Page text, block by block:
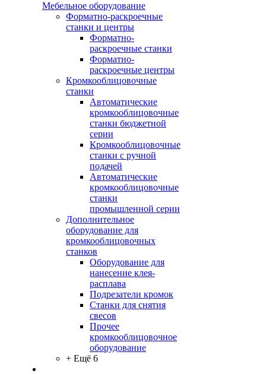
Мебельное оборудование
Форматно-раскроечные
станки и центры
Форматно-
раскроечные станки
Форматно-
раскроечные центры
Кромкооблицовочные
станки
Автоматические
кромкооблицовочные
станки бюджетной
серии
Кромкооблицовочные
станки с ручной
подачей
Автоматические
кромкооблицовочные
станки
промышленной серии
Дополнительное
оборудование для
кромкооблицовочных
станков
Оборудование для
нанесение клея-
расплава
Подрезатели кромок
Станки для снятия
свесов
Прочее
кромкооблицовочное
оборудование
+ Ещё 6